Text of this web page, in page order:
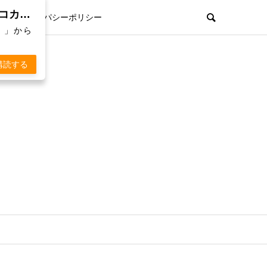
プライパシーポリシー
親孝行欲を刺激するWebマガジン「 KOKARA（コカラ）」から通知を受け取る
」から
読する